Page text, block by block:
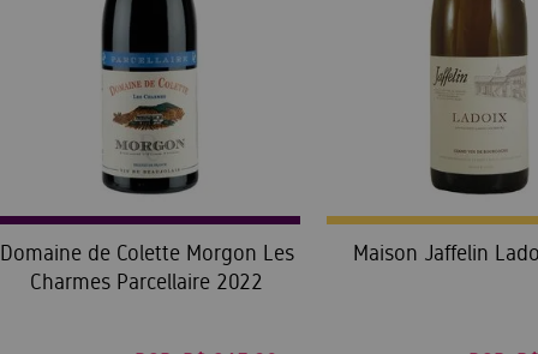
Domaine de Colette Morgon Les
Charmes Parcellaire 2022
Maison Jaffelin